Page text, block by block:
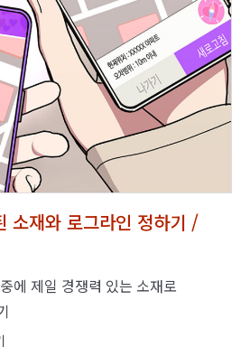
소재와 로그라인 정하기 /
에 제일 경쟁력 있는 소재로